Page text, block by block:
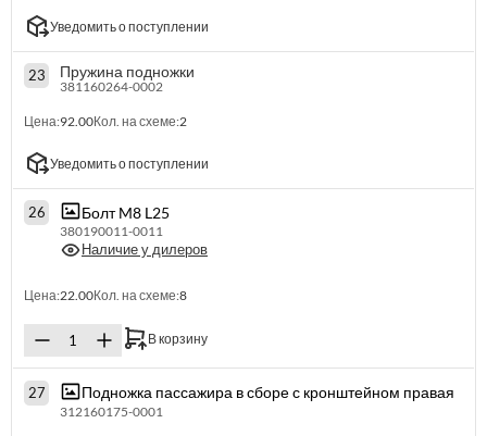
Уведомить о поступлении
23 Пружина подножки
381160264-0002
Цена:92.00Кол. на схеме:2
Уведомить о поступлении
26 Болт M8 L25
380190011-0011
Наличие у дилеров
Цена:22.00Кол. на схеме:8
В корзину
27 Подножка пассажира в сборе с кронштейном правая
312160175-0001